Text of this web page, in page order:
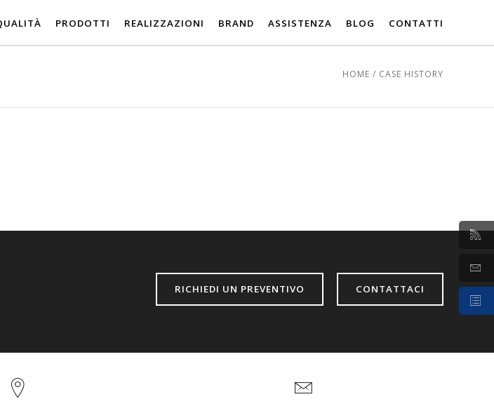
PRODOTTI REALIZZAZIONI BRAND ASSISTENZA BLOG CONTATTI
HOME / CASE HISTORY
RICHIEDI UN PREVENTIVO CONTATTACI